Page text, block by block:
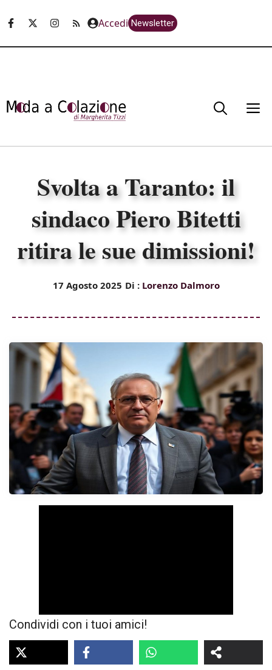
Accedi Newsletter
Svolta a Taranto: il
sindaco Piero Bitetti
ritira le sue dimissioni!
17 Agosto 2025 Di : Lorenzo Dalmoro
Condividi con i tuoi amici!